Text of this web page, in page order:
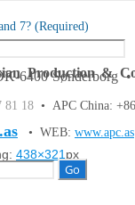
7? (Required)
438×321 px
Production &
6400 Sønderborg
81 18 • APC China:
• WEB: www.apc.as